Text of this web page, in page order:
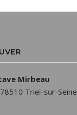
Mirbeau
Triel-sur-Seine